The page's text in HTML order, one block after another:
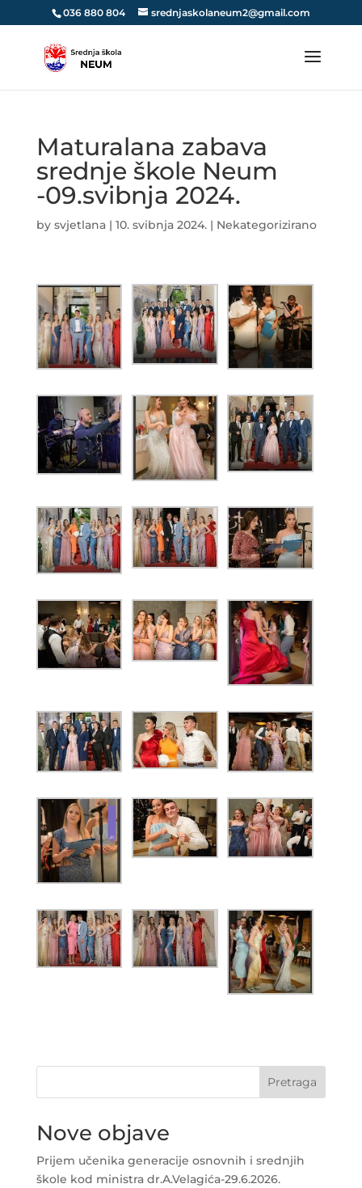
036 880 804 srednjaskolaneum2@gmail.com
Maturalana zabava
srednje škole Neum
-09.svibnja 2024.
by svjetlana| 10. svibnja 2024.| Nekategorizirano
Pretraga
Nove objave
Prijem učenika generacije osnovnih i srednjih
škole kod ministra dr.A.Velagića-29.6.2026.